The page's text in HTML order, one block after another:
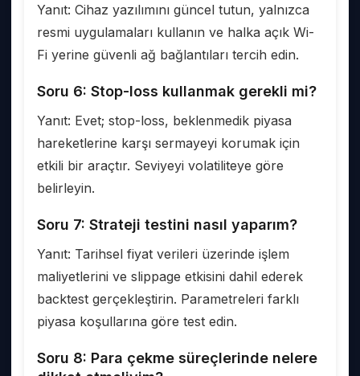
Yanıt: Cihaz yazılımını güncel tutun, yalnızca
resmi uygulamaları kullanın ve halka açık Wi-
Fi yerine güvenli ağ bağlantıları tercih edin.
Soru 6: Stop-loss kullanmak gerekli mi?
Yanıt: Evet; stop-loss, beklenmedik piyasa
hareketlerine karşı sermayeyi korumak için
etkili bir araçtır. Seviyeyi volatiliteye göre
belirleyin.
Soru 7: Strateji testini nasıl yaparım?
Yanıt: Tarihsel fiyat verileri üzerinde işlem
maliyetlerini ve slippage etkisini dahil ederek
backtest gerçekleştirin. Parametreleri farklı
piyasa koşullarına göre test edin.
Soru 8: Para çekme süreçlerinde nelere